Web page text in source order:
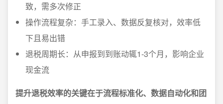
致，需多次修正
操作流程复杂：手工录入、数据反复核对，效率低
下且易出错
退税周期长：从申报到到账动辄1-3个月，影响企业
现金流
提升退税效率的关键在于流程标准化、数据自动化和团